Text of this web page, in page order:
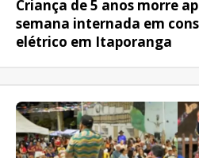
Criança de 5 anos morre
semana internada em
elétrico em Itaporanga